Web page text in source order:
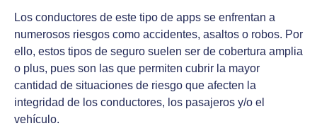
Los conductores de este tipo de apps se enfrentan a
numerosos riesgos como accidentes, asaltos o robos. Por
ello, estos tipos de seguro suelen ser de cobertura amplia
o plus, pues son las que permiten cubrir la mayor
cantidad de situaciones de riesgo que afecten la
integridad de los conductores, los pasajeros y/o el
vehículo.